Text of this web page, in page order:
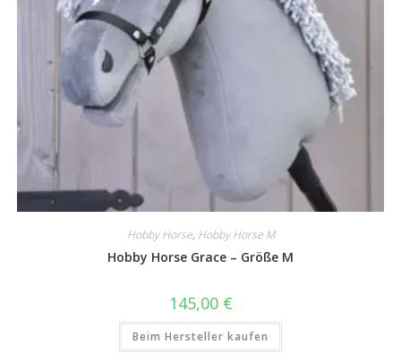
Hobby Horse, Hobby Horse M
Hobby Horse Grace – Größe M
145,00 €
Beim Hersteller kaufen